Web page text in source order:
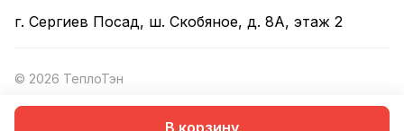
В корзину
г. Сергиев Посад, ш. Скобяное, д. 8А, этаж 2
© 2026 ТеплоТэн